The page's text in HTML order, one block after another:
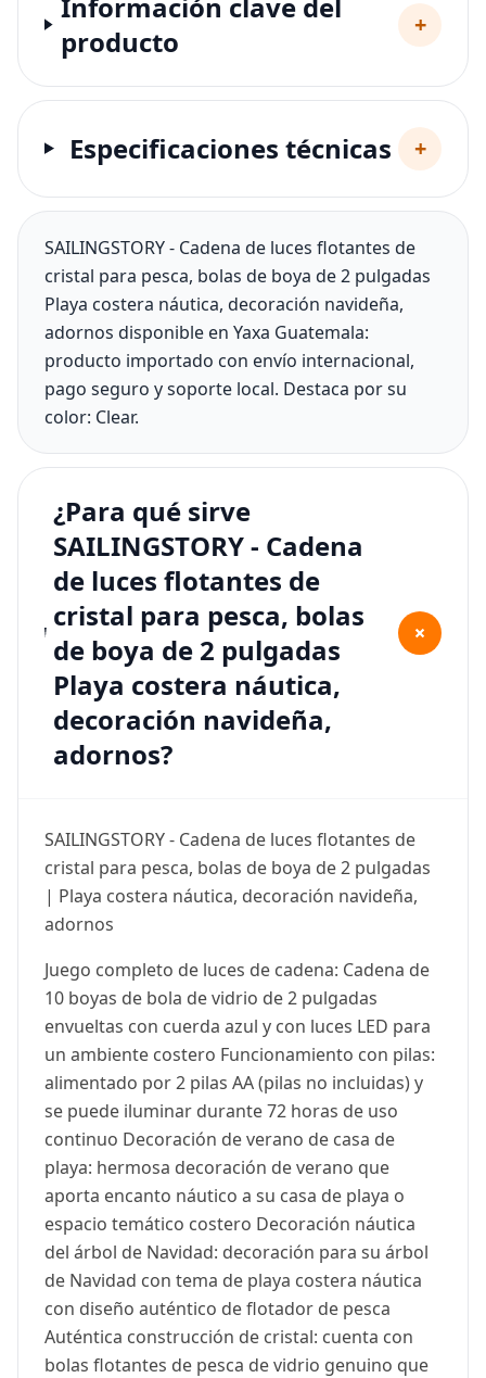
producto
+
Especificaciones técnicas +
SAILINGSTORY - Cadena de luces flotantes de
cristal para pesca, bolas de boya de 2 pulgadas
Playa costera náutica, decoración navideña,
adornos disponible en Yaxa Guatemala:
producto importado con envío internacional,
pago seguro y soporte local. Destaca por su
color: Clear.
¿Para qué sirve
SAILINGSTORY - Cadena
de luces flotantes de
cristal para pesca, bolas
de boya de 2 pulgadas
Playa costera náutica,
decoración navideña,
adornos?
+
SAILINGSTORY - Cadena de luces flotantes de
cristal para pesca, bolas de boya de 2 pulgadas
| Playa costera náutica, decoración navideña,
adornos
Juego completo de luces de cadena: Cadena de
10 boyas de bola de vidrio de 2 pulgadas
envueltas con cuerda azul y con luces LED para
un ambiente costero Funcionamiento con pilas:
alimentado por 2 pilas AA (pilas no incluidas) y
se puede iluminar durante 72 horas de uso
continuo Decoración de verano de casa de
playa: hermosa decoración de verano que
aporta encanto náutico a su casa de playa o
espacio temático costero Decoración náutica
del árbol de Navidad: decoración para su árbol
de Navidad con tema de playa costera náutica
con diseño auténtico de flotador de pesca
Auténtica construcción de cristal: cuenta con
bolas flotantes de pesca de vidrio genuino que